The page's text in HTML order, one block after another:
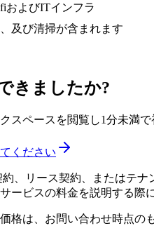
およびITインフラ
及び清掃が含まれます
きましたか?
スペースを閲覧し1分未満
ください
、リース契約、またはテナ
ービスの料金を説明する際
格は、お問い合わせ時点の